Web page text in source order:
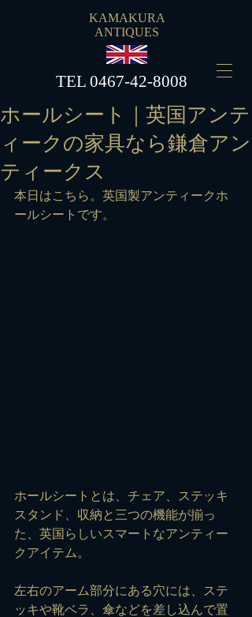
KAMAKURA
ANTIQUES
​TEL 0467-42-8008
ホールシート｜英国アンテ
ィークの家具なら鎌倉アン
ティークス
本日はこちら。英国製アンティークホ
ールシートです。
ホールシートとは、チェア、ステッキ
スタンド、収納と三つの機能が揃っ
た、英国らしいスマートなアンティー
クアイテム。
左右のアーム部分にある穴には、ステ
ッキや靴ベラ、傘などを差し込んで置